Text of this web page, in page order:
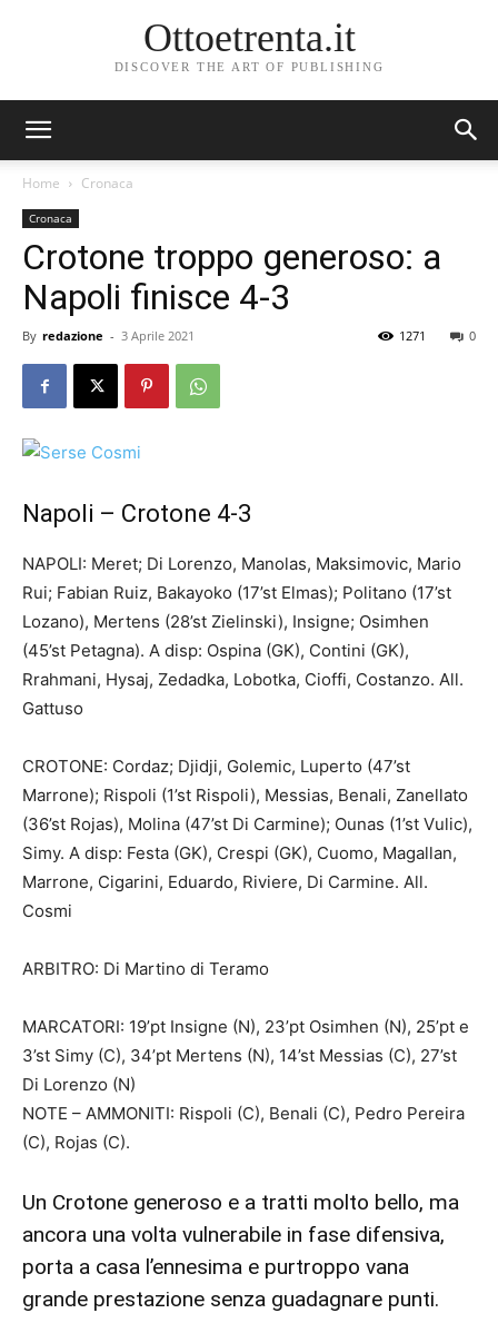
Ottoetrenta.it
DISCOVER THE ART OF PUBLISHING
Home Cronaca
Cronaca
Crotone troppo generoso: a
Napoli finisce 4-3
By redazione - 3 Aprile 2021 0
1271
Napoli – Crotone 4-3
NAPOLI: Meret; Di Lorenzo, Manolas, Maksimovic, Mario
Rui; Fabian Ruiz, Bakayoko (17’st Elmas); Politano (17’st
Lozano), Mertens (28’st Zielinski), Insigne; Osimhen
(45’st Petagna). A disp: Ospina (GK), Contini (GK),
Rrahmani, Hysaj, Zedadka, Lobotka, Cioffi, Costanzo. All.
Gattuso
CROTONE: Cordaz; Djidji, Golemic, Luperto (47’st
Marrone); Rispoli (1’st Rispoli), Messias, Benali, Zanellato
(36’st Rojas), Molina (47’st Di Carmine); Ounas (1’st Vulic),
Simy. A disp: Festa (GK), Crespi (GK), Cuomo, Magallan,
Marrone, Cigarini, Eduardo, Riviere, Di Carmine. All.
Cosmi
ARBITRO: Di Martino di Teramo
MARCATORI: 19’pt Insigne (N), 23’pt Osimhen (N), 25’pt e
3’st Simy (C), 34’pt Mertens (N), 14’st Messias (C), 27’st
Di Lorenzo (N)
NOTE – AMMONITI: Rispoli (C), Benali (C), Pedro Pereira
(C), Rojas (C).
Un Crotone generoso e a tratti molto bello, ma
ancora una volta vulnerabile in fase difensiva,
porta a casa l’ennesima e purtroppo vana
grande prestazione senza guadagnare punti.